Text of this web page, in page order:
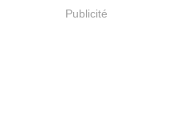
Publicité